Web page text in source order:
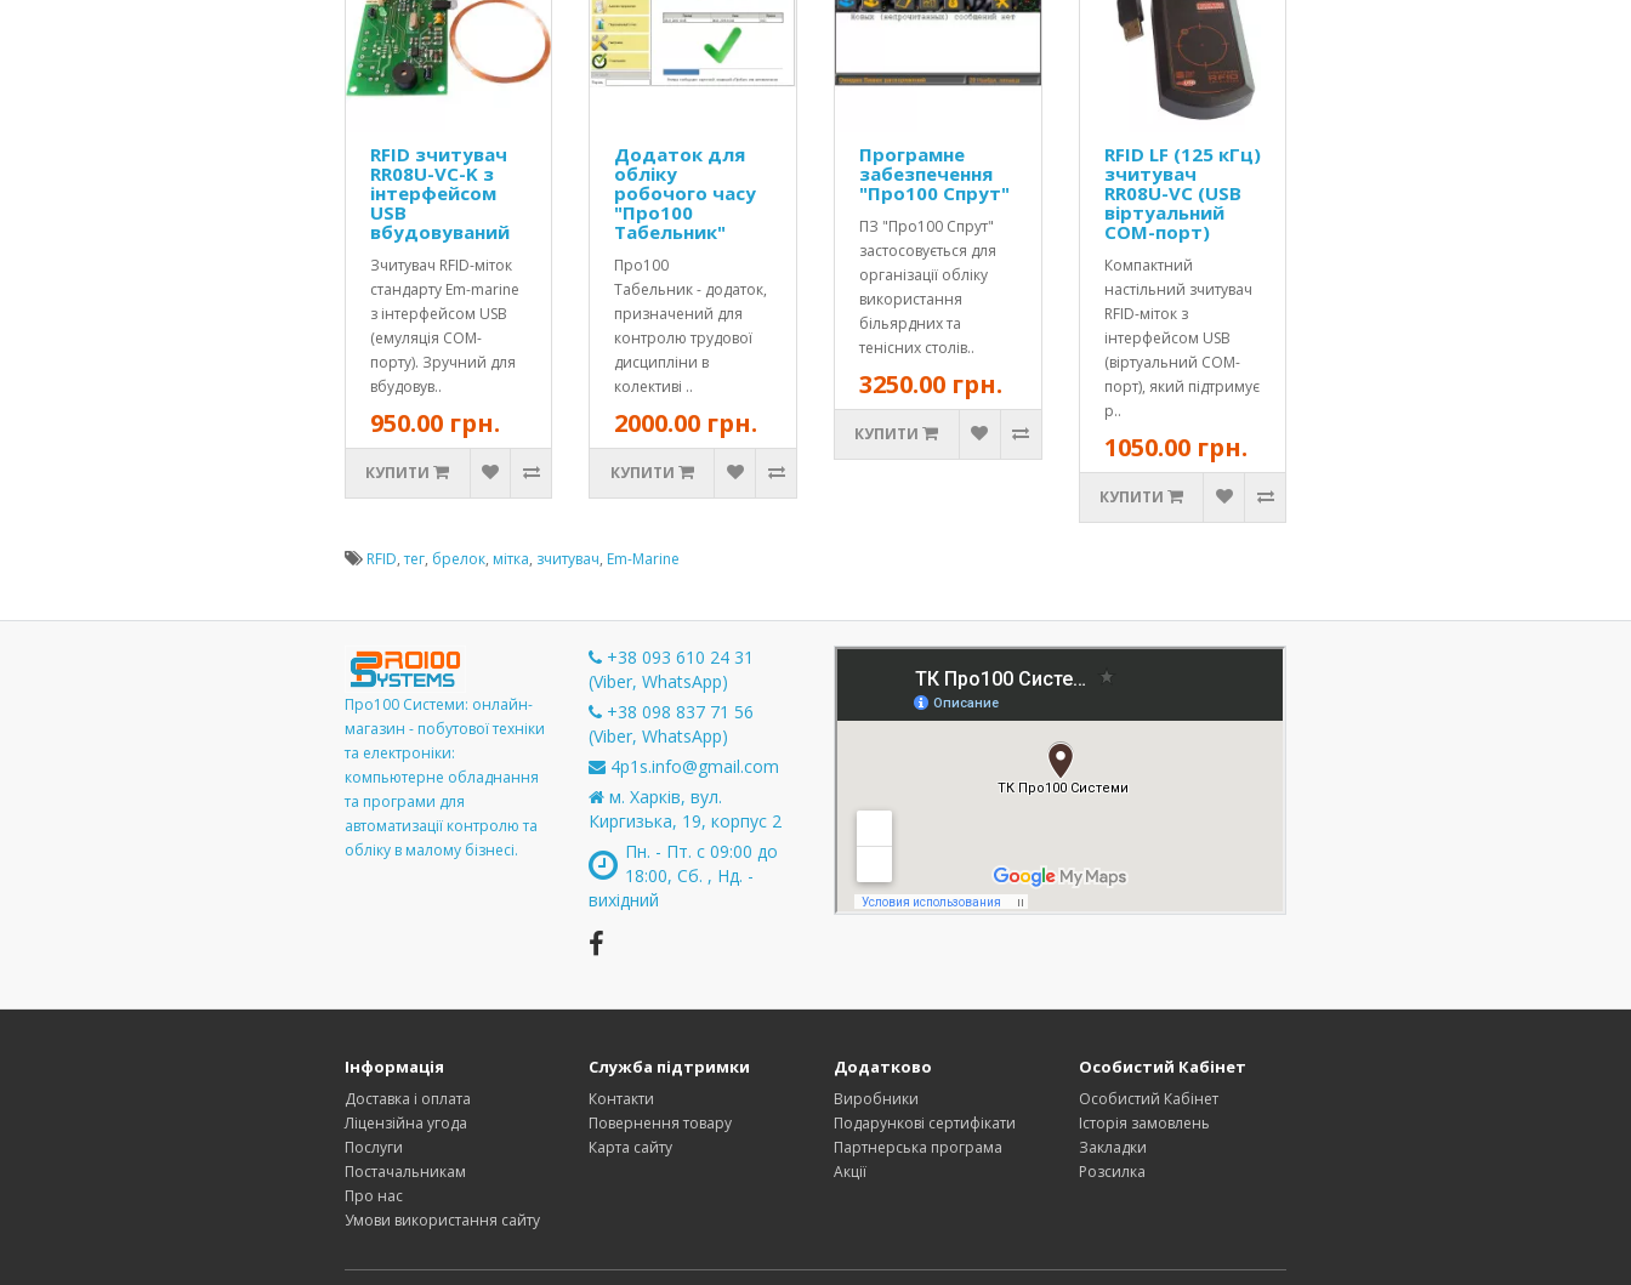
RFID зчитувач
RR08U-VC-K з
інтерфейсом
USB
вбудовуваний
Зчитувач RFID-міток
стандарту Em-marine
з інтерфейсом USB
(емуляція COM-
порту). Зручний для
вбудовув..
950.00 грн.
КУПИТИ
Додаток для
обліку
робочого часу
"Про100
Табельник"
Про100
Табельник - додаток,
призначений для
контролю трудової
дисципліни в
колективі ..
2000.00 грн.
КУПИТИ
Програмне
забезпечення
"Про100 Спрут"
ПЗ "Про100 Спрут"
застосовується для
організації обліку
використання
більярдних та
тенісних столів..
3250.00 грн.
КУПИТИ
RFID LF (125 кГц)
зчитувач
RR08U-VC (USB
віртуальний
COM-порт)
Компактний
настільний зчитувач
RFID-міток з
інтерфейсом USB
(віртуальний COM-
порт), який підтримує
р..
1050.00 грн.
КУПИТИ
RFID,тег, брелок, мітка, зчитувач, Em-Marine
Про100 Системи: онлайн-
магазин - побутової техніки
та електроніки:
компьютерне обладнання
та програми для
автоматизації контролю та
обліку в малому бізнесі.
+38 093 610 24 31
(Viber, WhatsApp)
+38 098 837 71 56
(Viber, WhatsApp)
4p1s.info@gmail.com
м. Харків, вул.
Киргизька, 19, корпус 2
Пн. - Пт. с 09:00 до
18:00, Сб. , Нд. -
вихідний
Інформація
Доставка і оплата
Ліцензійна угода
Послуги
Постачальникам
Про нас
Умови використання сайту
Служба підтримки
Контакти
Повернення товару
Карта сайту
Додатково
Виробники
Подарункові сертифікати
Партнерська програма
Акції
Особистий Кабінет
Особистий Кабінет
Історія замовлень
Закладки
Розсилка